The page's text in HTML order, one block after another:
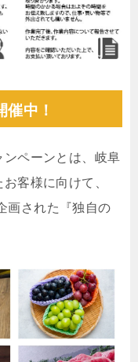
中！
ペーンとは、岐阜
客様に向けて、
画された『独自の